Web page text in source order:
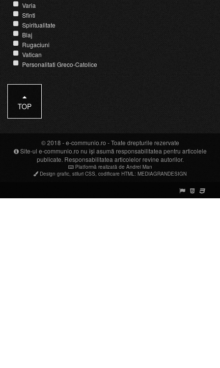
Varia
Sfinti
Spiritualitate
Blaj
Rugaciuni
Vatican
Personalitati Greco-Catolice
TOP
© 2018 -e-communio.ro - Toate drepturile rezervate
Site-ul e-communio.ro nu își asumă responsabilitatea pentru articolele
publicate. Responsabilitatea articolelor revine autorilor.
Platformă realizată de Andrei Man
Design grafic stiluri CSS codificare HTML : MEDIAGRANDESIGN